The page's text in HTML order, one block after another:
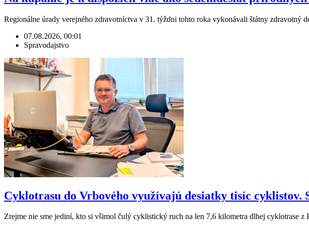
Regionálne úrady verejného zdravotníctva v 31. týždni tohto roka vykonávali štátny
07.08.2026, 00:01
Spravodajstvo
Cyklotrasu do Vrbového využívajú desiatky tisíc
Zrejme nie sme jediní, kto si všimol čulý cyklistický ruch na len 7,6 kilometra dlhej cyklotrase z